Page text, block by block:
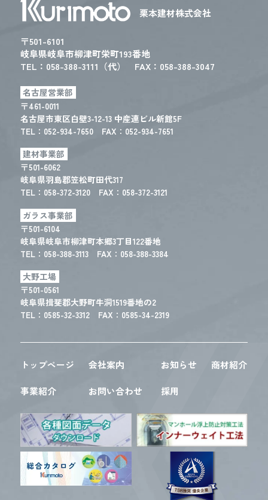
栗本建材株式会社
〒501-6101
岐阜県岐阜市柳津町栄町193番地
TEL： 058-388-3111（代） FAX：058-388-3047
名古屋営業部
〒461-0011
名古屋市東区白壁3-12-13 中産連ビル新館5F
TEL： 052-934-7650
FAX：052-934-7651
建材事業部
〒501-6062
岐阜県羽島郡笠松町田代317
TEL： 058-372-3120
FAX：058-372-3121
ガラス事業部
〒501-6104
岐阜県岐阜市柳津町本郷3丁目122番地
TEL： 058-388-3113
FAX：058-388-3384
大野工場
〒501-0561
岐阜県揖斐郡大野町牛洞1519番地の2
TEL： 0585-32-3312 FAX：0585-34-2319
トップページ 会社案内 お知らせ 商材紹介
事業紹介 お問い合わせ 採用